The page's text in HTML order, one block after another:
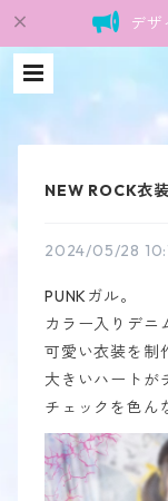
デ
NEW ROCK衣装
2024/05/28
PUNKガル。
カラー入りデニ
可愛い衣装を制
大きいハートが
チェックを色ん